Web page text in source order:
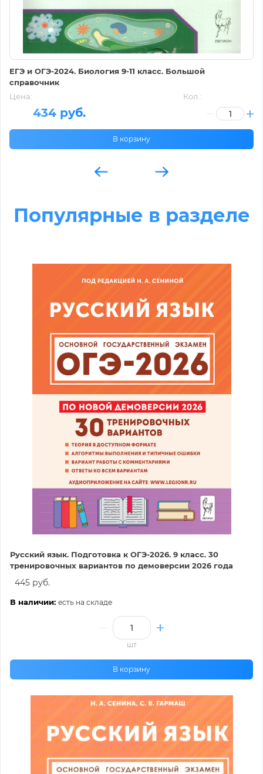
ЕГЭ и ОГЭ-2024. Биология 9-11 класс. Большой
справочник
Цена:
434 руб.
Кол.:
В корзину
Популярные в разделе
Русский язык. Подготовка к ОГЭ-2026. 9 класс. 30
тренировочных вариантов по демоверсии 2026 года
445 руб.
В наличии: есть на складе
шт
В корзину